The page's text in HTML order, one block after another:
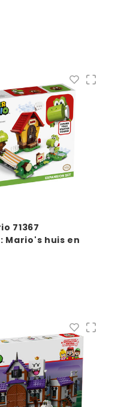
71367
Mario's huis en